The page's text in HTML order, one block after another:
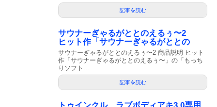
記事を読む
サウナーぎゃるがととのえるぅ〜2
ヒット作「サウナーぎゃるがととの
サウナーぎゃるがととのえるぅ〜2 商品説明 ヒット
作「サウナーぎゃるがととのえるぅ〜」の「もっち
りソフト...
記事を読む